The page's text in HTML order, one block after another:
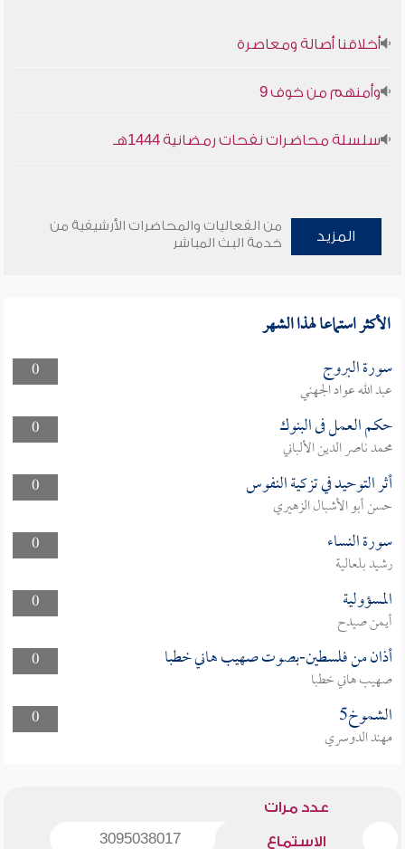
أخلاقنا أصالة ومعاصرة
وأمنهم من خوف 9
سلسلة محاضرات نفحات رمضانية 1444هـ
المزيد
من الفعاليات والمحاضرات الأرشيفية من
خدمة البث المباشر
الأكثر استماعا لهذا الشهر
0 سورة البروج
عبد الله عواد الجهني
0
حكم العمل فى البنوك
محمد ناصر الدين الألباني
0
أثر التوحيد في تزكية النفوس
حسن أبو الأشبال الزهيري
0
سورة النساء
رشيد بلعالية
0
المسؤولية
أيمن صيدح
0
أذان من فلسطين-بصوت صهيب هاني خطبا
صهيب هاني خطبا
0
الشموخ5
مهند الدوسري
عدد مرات
الاستماع 3095038017